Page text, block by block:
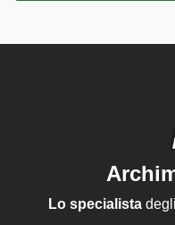
Lo specialista